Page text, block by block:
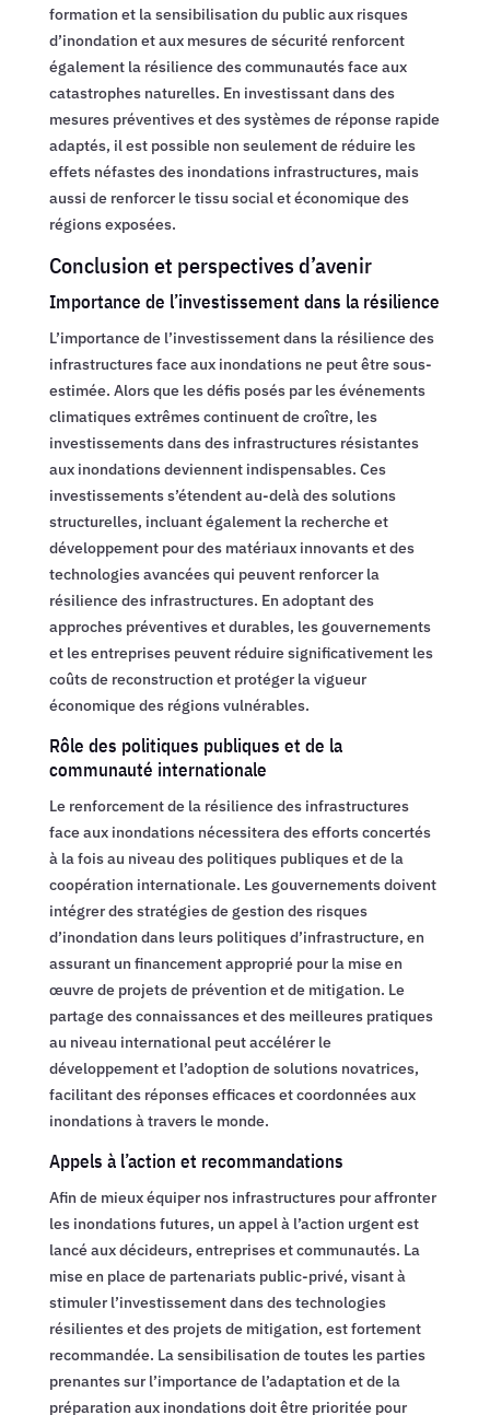
formation et la sensibilisation du public aux risques
d’inondation et aux mesures de sécurité renforcent
également la résilience des communautés face aux
catastrophes naturelles. En investissant dans des
mesures préventives et des systèmes de réponse rapide
adaptés, il est possible non seulement de réduire les
effets néfastes des inondations infrastructures, mais
aussi de renforcer le tissu social et économique des
régions exposées.
Conclusion et perspectives d’avenir
Importance de l’investissement dans la résilience
L’importance de l’investissement dans la résilience des
infrastructures face aux inondations ne peut être sous-
estimée. Alors que les défis posés par les événements
climatiques extrêmes continuent de croître, les
investissements dans des infrastructures résistantes
aux inondations deviennent indispensables. Ces
investissements s’étendent au-delà des solutions
structurelles, incluant également la recherche et
développement pour des matériaux innovants et des
technologies avancées qui peuvent renforcer la
résilience des infrastructures. En adoptant des
approches préventives et durables, les gouvernements
et les entreprises peuvent réduire significativement les
coûts de reconstruction et protéger la vigueur
économique des régions vulnérables.
Rôle des politiques publiques et de la
communauté internationale
Le renforcement de la résilience des infrastructures
face aux inondations nécessitera des efforts concertés
à la fois au niveau des politiques publiques et de la
coopération internationale. Les gouvernements doivent
intégrer des stratégies de gestion des risques
d’inondation dans leurs politiques d’infrastructure, en
assurant un financement approprié pour la mise en
œuvre de projets de prévention et de mitigation. Le
partage des connaissances et des meilleures pratiques
au niveau international peut accélérer le
développement et l’adoption de solutions novatrices,
facilitant des réponses efficaces et coordonnées aux
inondations à travers le monde.
Appels à l’action et recommandations
Afin de mieux équiper nos infrastructures pour affronter
les inondations futures, un appel à l’action urgent est
lancé aux décideurs, entreprises et communautés. La
mise en place de partenariats public-privé, visant à
stimuler l’investissement dans des technologies
résilientes et des projets de mitigation, est fortement
recommandée. La sensibilisation de toutes les parties
prenantes sur l’importance de l’adaptation et de la
préparation aux inondations doit être prioritée pour